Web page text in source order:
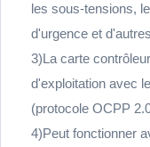
les sous-tensions,
d'urgence et
3)La carte
d'exploitation avec
(protocole OCPP
4)Peut fonctionner